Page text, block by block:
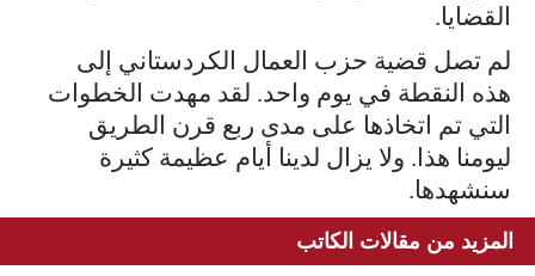
القضايا.
لم تصل قضية حزب العمال الكردستاني إلى
هذه النقطة في يوم واحد. لقد مهدت الخطوات
التي تم اتخاذها على مدى ربع قرن الطريق
ليومنا هذا. ولا يزال لدينا أيام عظيمة كثيرة
سنشهدها.
المزيد من مقالات الكاتب